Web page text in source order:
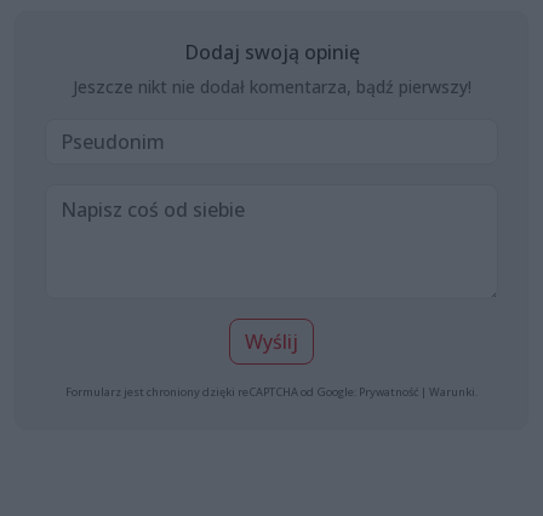
Dodaj swoją opinię
Jeszcze nikt nie dodał komentarza, bądź pierwszy!
Wyślij
Formularz jest chroniony dzięki reCAPTCHA od Google: Prywatność | Warunki